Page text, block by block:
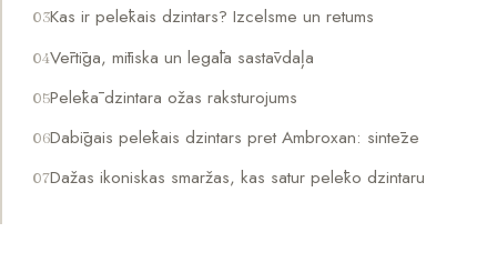
Kas ir pelēkais dzintars? Izcelsme un retums
Vērtīga, mītiska un legāla sastāvdaļa
Pelēkā dzintara ožas raksturojums
Dabīgais pelēkais dzintars pret Ambroxan: sintēze
Dažas ikoniskas smaržas, kas satur pelēko dzintaru